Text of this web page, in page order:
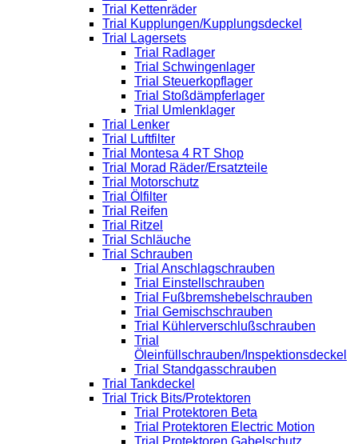
Trial Kettenräder
Trial Kupplungen/Kupplungsdeckel
Trial Lagersets
Trial Radlager
Trial Schwingenlager
Trial Steuerkopflager
Trial Stoßdämpferlager
Trial Umlenklager
Trial Lenker
Trial Luftfilter
Trial Montesa 4 RT Shop
Trial Morad Räder/Ersatzteile
Trial Motorschutz
Trial Ölfilter
Trial Reifen
Trial Ritzel
Trial Schläuche
Trial Schrauben
Trial Anschlagschrauben
Trial Einstellschrauben
Trial Fußbremshebelschrauben
Trial Gemischschrauben
Trial Kühlerverschlußschrauben
Trial
Öleinfüllschrauben/Inspektionsdeckel
Trial Standgasschrauben
Trial Tankdeckel
Trial Trick Bits/Protektoren
Trial Protektoren Beta
Trial Protektoren Electric Motion
Trial Protektoren Gabelschutz